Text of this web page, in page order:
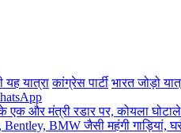
यात्रा कांग्रेस पार्टी भारत जोड़ो
के एक और मंत्री रडार पर, कोयला
BMW जैसी महंगी गाड़ियां,